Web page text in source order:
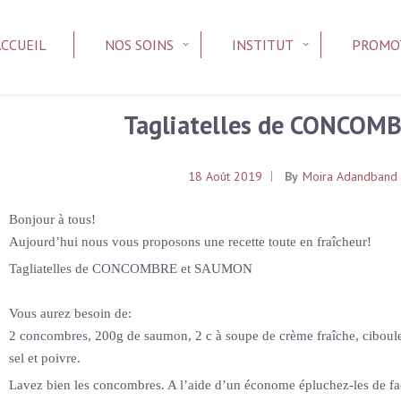
NOS SOINS INSTITUT
Tagliatelles de
18 Août 2019 By Moira Adandband
Bonjour à tous!
Aujourd’hui nous vous proposons une recette toute en fraîcheur!
Tagliatelles de CONCOMBRE et SAUMON
Vous aurez besoin de:
2 concombres, 200g de saumon, 2 c à soupe de crème fraîche,
sel et poivre.
Lavez bien les concombres. A l’aide d’un économe épluchez-les de